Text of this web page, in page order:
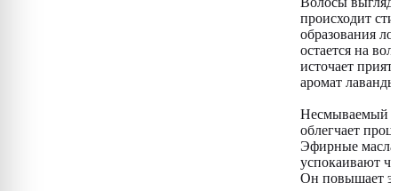
происходит
образования
остается на
источает
аромат
Несмываемый
облегчает
Эфирные
успокаивают
Он повышает